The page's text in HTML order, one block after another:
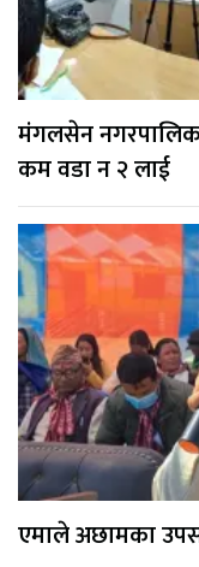
मंगलसेन
कम वडा न २ लाई
एमाले अछामका